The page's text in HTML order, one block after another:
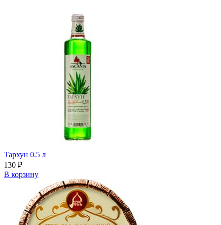
Тархун 0.5 л
130 ₽
В корзину